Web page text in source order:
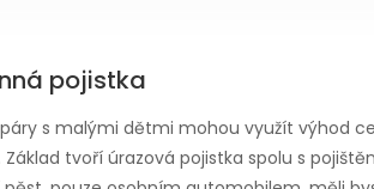
pojistka
s malými dětmi mohou využít výhod
Základ tvoří úrazová pojistka spolu s